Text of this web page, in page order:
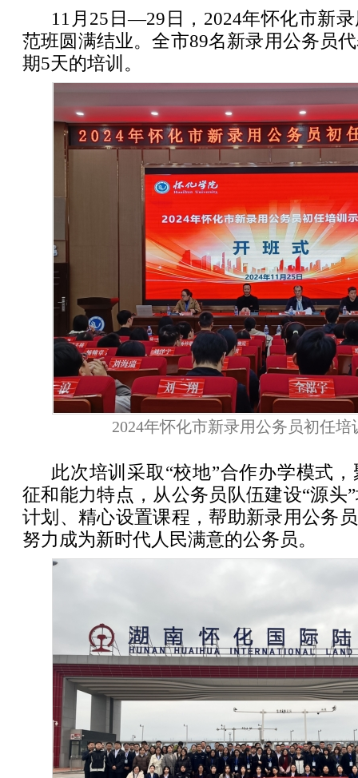
11月25日—29日，2024年怀化市新
范班圆满结业。全市89名新录用公务员
期5天的培训。
2024年怀化市新录用公务员初任
此次培训采取“校地”合作办学模式
征和能力特点，从公务员队伍建设“源头
计划、精心设置课程，帮助新录用公务
努力成为新时代人民满意的公务员。